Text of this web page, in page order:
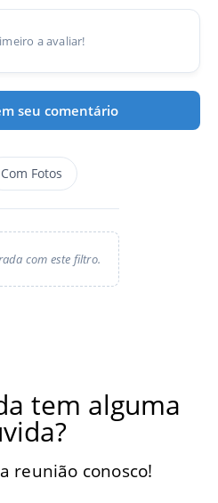
a avaliar!
seu comentário
Com Fotos
com este filtro.
tem alguma
reunião conosco!